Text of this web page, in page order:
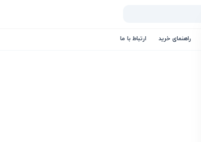
راهنمای خرید ارتباط با ما